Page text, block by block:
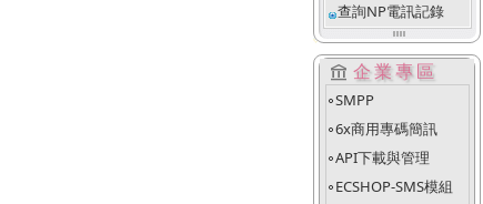
查詢NP電訊記錄
account_balance 企業專區
fiber_manual_record SMPP
fiber_manual_record 6x商用專碼簡訊
fiber_manual_record API下載與管理
fiber_manual_record ECSHOP-SMS模組